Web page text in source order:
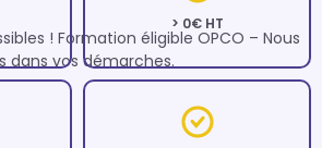
! Formation éligible OPCO – Nous
dans vos démarches.
> 0€ HT